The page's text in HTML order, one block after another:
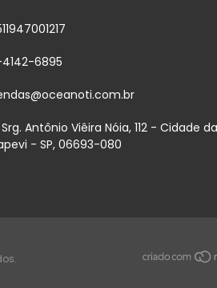
4142-6895
Srg. Antônio Viêira Nóia, 112 - Cidade
- SP, 06693-080